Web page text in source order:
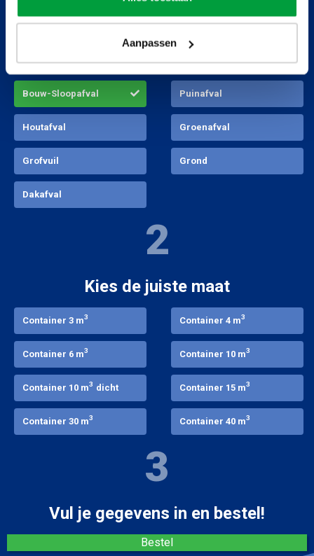
Aanpassen
40 m container
750 x 250 x 220cm (LxBxH)
v.a.€939,- incl btw
Huur deze container
1
Kies je afvalstroom
Bouw-Sloopafval Puinafval
Houtafval Groenafval
Grofvuil Grond
Dakafval
2
Kies de juiste maat
Container 3 m3 Container 4 m3
Container 6 m3 Container 10 m3
Container 10 m3 dicht Container 15 m3
Container 30 m3 Container 40 m3
3
Vul je gegevens in en bestel!
Bestel